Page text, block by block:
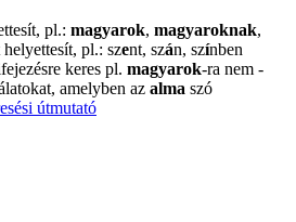
pl.: magyarok, magyaroknak,
pl.: szent, szán, színben
keres pl. magyarok-ra nem -
amelyben az alma szó
útmutató